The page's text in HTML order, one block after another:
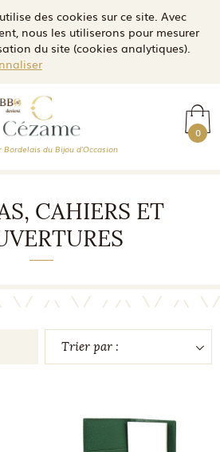
des cookies sur ce site. Avec
nous les utiliserons pour mesurer
du site (cookies analytiques).
0
Bordelais du Bijou d'Occasion
CAHIERS ET
Trier par :